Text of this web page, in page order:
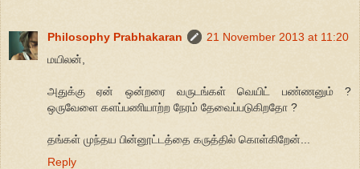
Philosophy Prabhakaran
21 November 2013 at 11:20
மயிலன்,
அதுக்கு ஏன் ஒன்றரை வருடங்கள் வெயிட் பண்ணனும் ?
ஒருவேளை களப்பணியாற்ற நேரம் தேவைப்படுகிறதோ ?
தங்கள் முந்தய பின்னூட்டத்தை கருத்தில் கொள்கிறேன்...
Reply